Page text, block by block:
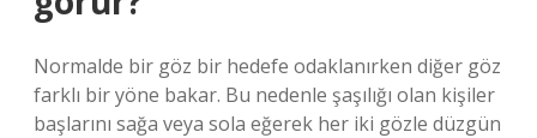
Normalde bir göz bir hedefe odaklanırken diğer göz
farklı bir yöne bakar. Bu nedenle şaşılığı olan kişiler
başlarını sağa veya sola eğerek her iki gözle düzgün